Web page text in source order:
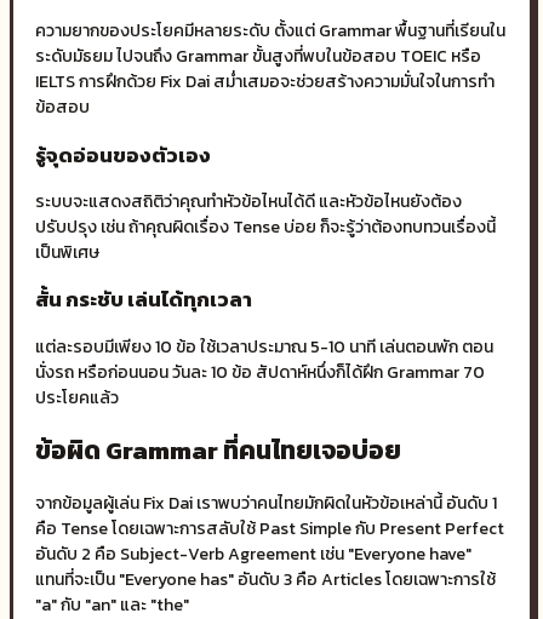
ความยากของประโยคมีหลายระดับ ตั้งแต่ Grammar พื้นฐานที่เรียนใน
ระดับมัธยม ไปจนถึง Grammar ขั้นสูงที่พบในข้อสอบ TOEIC หรือ
IELTS การฝึกด้วย Fix Dai สม่ำเสมอจะช่วยสร้างความมั่นใจในการทำ
ข้อสอบ
รู้จุดอ่อนของตัวเอง
ระบบจะแสดงสถิติว่าคุณทำหัวข้อไหนได้ดี และหัวข้อไหนยังต้อง
ปรับปรุง เช่น ถ้าคุณผิดเรื่อง Tense บ่อย ก็จะรู้ว่าต้องทบทวนเรื่องนี้
เป็นพิเศษ
สั้น กระชับ เล่นได้ทุกเวลา
แต่ละรอบมีเพียง 10 ข้อ ใช้เวลาประมาณ 5-10 นาที เล่นตอนพัก ตอน
นั่งรถ หรือก่อนนอน วันละ 10 ข้อ สัปดาห์หนึ่งก็ได้ฝึก Grammar 70
ประโยคแล้ว
ข้อผิด Grammar ที่คนไทยเจอบ่อย
จากข้อมูลผู้เล่น Fix Dai เราพบว่าคนไทยมักผิดในหัวข้อเหล่านี้ อันดับ 1
คือ Tense โดยเฉพาะการสลับใช้ Past Simple กับ Present Perfect
อันดับ 2 คือ Subject-Verb Agreement เช่น "Everyone have"
แทนที่จะเป็น "Everyone has" อันดับ 3 คือ Articles โดยเฉพาะการใช้
"a" กับ "an" และ "the"